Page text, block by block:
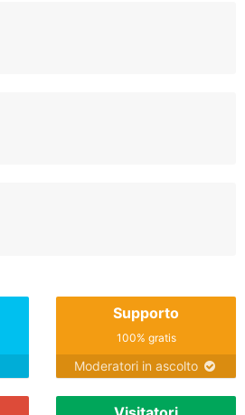
Supporto
100% gratis
Moderatori in ascolto